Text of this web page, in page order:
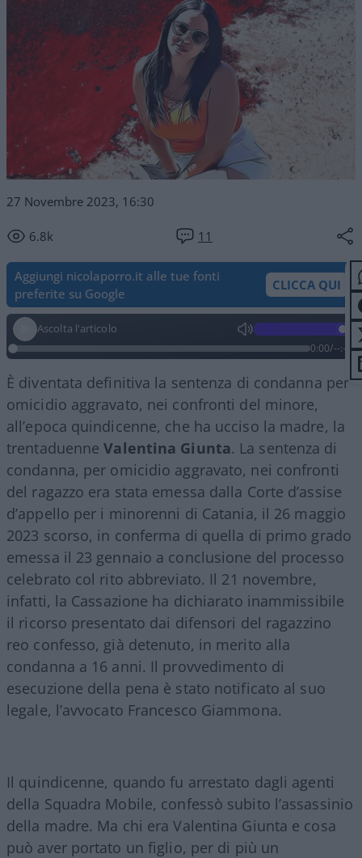
27 Novembre 2023, 16:30
6.8k 11
Aggiungi nicolaporro.it alle tue fonti
preferite su Google
CLICCA QUI
Ascolta l'articolo
0:00/--:--
È diventata definitiva la sentenza di condanna per
omicidio aggravato, nei confronti del minore,
all’epoca quindicenne, che ha ucciso la madre, la
trentaduenneValentina Giunta. La sentenza di
condanna, per omicidio aggravato, nei confronti
del ragazzo era stata emessa dalla Corte d’assise
d’appello per i minorenni di Catania, il 26 maggio
2023 scorso, in conferma di quella di primo grado
emessa il 23 gennaio a conclusione del processo
celebrato col rito abbreviato. Il 21 novembre,
infatti, la Cassazione ha dichiarato inammissibile
il ricorso presentato dai difensori del ragazzino
reo confesso, già detenuto, in merito alla
condanna a 16 anni. Il provvedimento di
esecuzione della pena è stato notificato al suo
legale, l’avvocato Francesco Giammona.
Il quindicenne, quando fu arrestato dagli agenti
della Squadra Mobile, confessò subito l’assassinio
della madre. Ma chi era Valentina Giunta e cosa
può aver portato un figlio, per di più un